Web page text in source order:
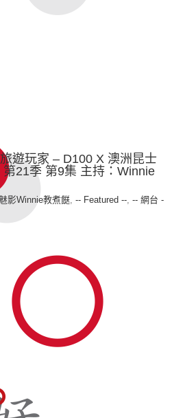
遊玩家 – D100 X 澳洲昆士
21季 第9集 主持：Winnie
影Winnie教煮餸, -- Featured --, -- 網台 -